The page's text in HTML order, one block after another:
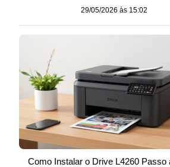
29/05/2026 às 15:02
Como Instalar o Drive L4260 Passo